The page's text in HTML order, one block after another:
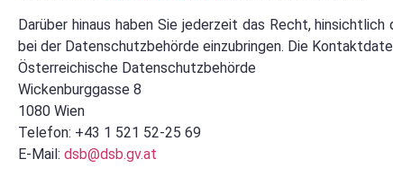
Darüber hinaus haben Sie jederzeit das Recht,
bei der Datenschutzbehörde einzubringen. Die
Österreichische Datenschutzbehörde
Wickenburggasse 8
1080 Wien
Telefon: +43 1 521 52-25 69
E‑Mail: dsb@dsb.gv.at